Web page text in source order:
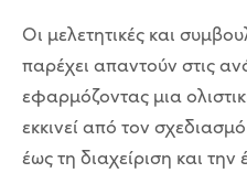
Οι μελετητικές και
παρέχει απαντούν στις
εφαρμόζοντας μια
εκκινεί από τον
έως τη διαχείριση και την